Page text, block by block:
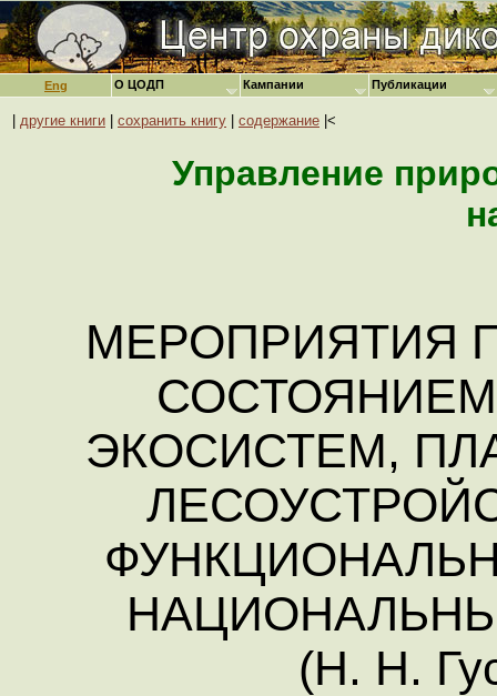
Eng
другие книги сохранить книгу содержание |<
Управление
МЕРОПРИЯТИЯ
ЭКОСИСТЕМ,
(Н. Н.
О ЦОДП Кампании Публикации